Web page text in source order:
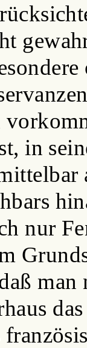
in
nur